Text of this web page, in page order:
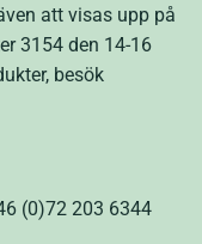
att visas upp på
3154 den 14-16
besök
(0)72 203 6344